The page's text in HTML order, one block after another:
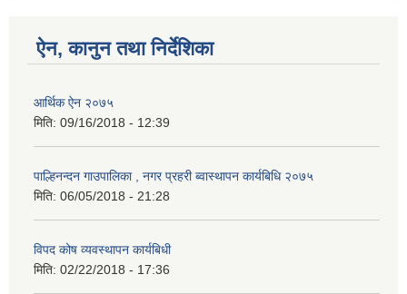
ऐन, कानुन तथा निर्देशिका
आर्थिक ऐन २०७५
मिति: 09/16/2018 - 12:39
पाल्हिनन्दन गाउपालिका , नगर प्रहरी ब्वास्थापन कार्यबिधि २०७५
मिति: 06/05/2018 - 21:28
विपद कोष व्यवस्थापन कार्यबिधी
मिति: 02/22/2018 - 17:36